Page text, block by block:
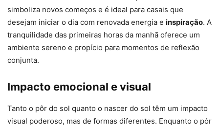
simboliza novos começos e é ideal para casais que
desejam iniciar o dia com renovada energia e inspiração. A
tranquilidade das primeiras horas da manhã oferece um
ambiente sereno e propício para momentos de reflexão
conjunta.
Impacto emocional e visual
Tanto o pôr do sol quanto o nascer do sol têm um impacto
visual poderoso, mas de formas diferentes. Enquanto o pôr